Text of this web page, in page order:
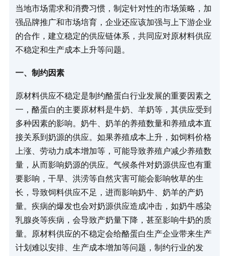
当地市场需求和消费习惯，制定针对性的市场策略，加
强品牌推广和市场培育，企业还应该加强与上下游企业
的合作，建立稳定的供应链体系，共同应对原材料供应
不稳定和生产成本上升等问题。
一、制约因素​
原材料供应不稳定是制约酪蛋白行业发展的重要因素之
一，酪蛋白的主要原材料是牛奶、羊奶等，其供应受到
多种因素的影响。奶牛、奶羊的养殖数量和养殖成本直
接关系到奶源的供应。如果养殖成本上升，如饲料价格
上涨、劳动力成本增加等，可能导致养殖户减少养殖数
量，从而影响奶源的供应。气候条件对奶源供应也有重
要影响，干旱、洪涝等自然灾害可能会影响牧草的生
长，导致饲料供应不足，进而影响奶牛、奶羊的产奶
量。疾病的爆发也会对奶源供应造成冲击，如奶牛感染
乳腺炎等疾病，会导致产奶量下降，甚至影响牛奶的质
量。原材料供应的不稳定会给酪蛋白生产企业带来生产
计划难以安排、生产成本增加等问题，制约行业的发